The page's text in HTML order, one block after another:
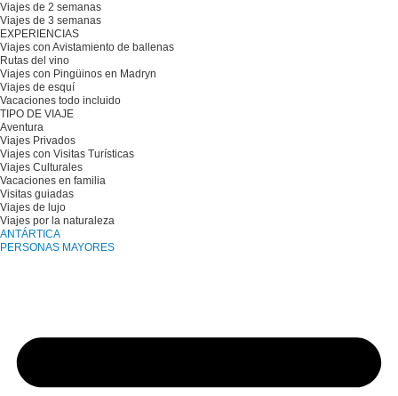
Viajes de 2 semanas
Viajes de 3 semanas
EXPERIENCIAS
Viajes con Avistamiento de ballenas
Rutas del vino
Viajes con Pingüinos en Madryn
Viajes de esquí
Vacaciones todo incluido
TIPO DE VIAJE
Aventura
Viajes Privados
Viajes con Visitas Turísticas
Viajes Culturales
Vacaciones en familia
Visitas guiadas
Viajes de lujo
Viajes por la naturaleza
ANTÁRTICA
PERSONAS MAYORES